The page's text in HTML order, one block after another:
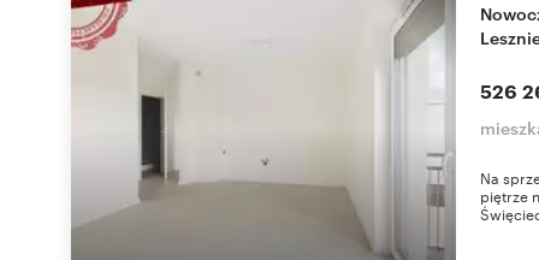
Nowoczesne 3-pokojowe mieszkanie bez PCC w
526
Na
piętrze